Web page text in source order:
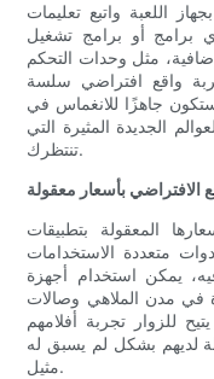
اللعبة واتبع تعليمات
برامج أو برامج تشغيل
مثل وحدات التحكم
واقع افتراضي سلسة
جاهزًا للانغماس في
الجديدة المثيرة التي
تنتظرك.
الافتراضي بأسعار معقولة
المعقولة بتطبيقات
متعددة الاستخدامات
يمكن استخدام أجهزة
في مدن الملاهي وصالات
للزوار تجربة أفلامهم
لديهم بشكل لم يسبق له
مثيل.